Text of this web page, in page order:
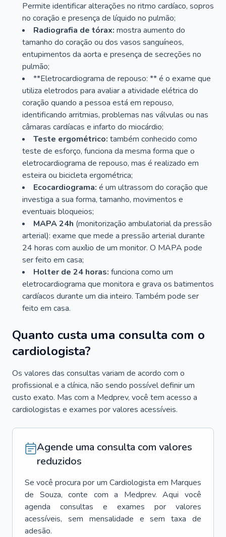
Permite identificar alterações no ritmo cardíaco, sopros
no coração e presença de líquido no pulmão;
Radiografia de tórax: mostra aumento do
tamanho do coração ou dos vasos sanguíneos,
entupimentos da aorta e presença de secreções no
pulmão;
**Eletrocardiograma de repouso: ** é o exame que
utiliza eletrodos para avaliar a atividade elétrica do
coração quando a pessoa está em repouso,
identificando arritmias, problemas nas válvulas ou nas
câmaras cardíacas e infarto do miocárdio;
Teste ergométrico: também conhecido como
teste de esforço, funciona da mesma forma que o
eletrocardiograma de repouso, mas é realizado em
esteira ou bicicleta ergométrica;
Ecocardiograma: é um ultrassom do coração que
investiga a sua forma, tamanho, movimentos e
eventuais bloqueios;
MAPA 24h (monitorização ambulatorial da pressão
arterial): exame que mede a pressão arterial durante
24 horas com auxílio de um monitor. O MAPA pode
ser feito em casa;
Holter de 24 horas: funciona como um
eletrocardiograma que monitora e grava os batimentos
cardíacos durante um dia inteiro. Também pode ser
feito em casa.
Quanto custa uma consulta com o
cardiologista?
Os valores das consultas variam de acordo com o
profissional e a clínica, não sendo possível definir um
custo exato. Mas com a Medprev, você tem acesso a
cardiologistas e exames por valores acessíveis.
Agende uma consulta com valores
reduzidos
Se você procura por um Cardiologista em Marques
de Souza, conte com a Medprev. Aqui você
agenda consultas e exames por valores
acessíveis, sem mensalidade e sem taxa de
adesão.